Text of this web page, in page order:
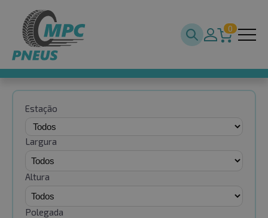
0
Estação
Largura
Altura
Polegada